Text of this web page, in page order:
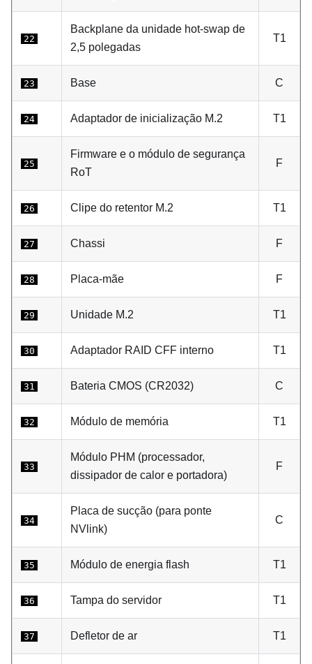
22
Backplane da unidade hot-swap de
2,5 polegadas
T1
23 Base C
24 Adaptador de inicialização M.2 T1
25
Firmware e o módulo de segurança
RoT
F
26 Clipe do retentor M.2 T1
27 Chassi F
28 Placa-mãe F
29 Unidade M.2 T1
30 Adaptador RAID CFF interno T1
31 Bateria CMOS (CR2032) C
32 Módulo de memória T1
33
Módulo PHM (processador,
dissipador de calor e portadora)
F
34
Placa de sucção (para ponte
NVlink)
C
35 Módulo de energia flash T1
36 Tampa do servidor T1
37 Defletor de ar T1